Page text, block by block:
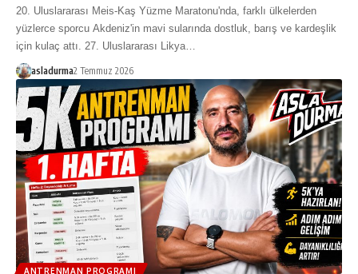
20. Uluslararası Meis-Kaş Yüzme Maratonu'nda, farklı ülkelerden
yüzlerce sporcu Akdeniz'in mavi sularında dostluk, barış ve kardeşlik
için kulaç attı. 27. Uluslararası Likya…
asladurma2 Temmuz 2026
ANTRENMAN PROGRAMI